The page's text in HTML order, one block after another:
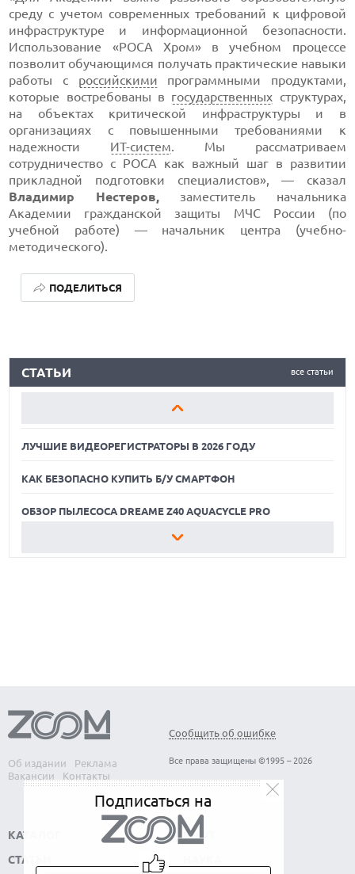
среду с учетом современных требований к цифровой
инфраструктуре и информационной безопасности.
Использование «РОСА Хром» в учебном процессе
позволит обучающимся получать практические навыки
работы с российскими программными продуктами,
которые востребованы в государственных структурах,
на объектах критической инфраструктуры и в
организациях с повышенными требованиями к
надежности ИТ-систем. Мы рассматриваем
сотрудничество с РОСА как важный шаг в развитии
прикладной подготовки специалистов», — сказал
Владимир Нестеров,заместитель начальника
Академии гражданской защиты МЧС России (по
учебной работе) — начальник центра (учебно-
методического).
ПОДЕЛИТЬСЯ
все статьи
СТАТЬИ
ОБЗОР ПЫЛЕСОСА DREAME Z40 AQUACYCLE PRO
ЛУЧШИЕ ВИДЕОРЕГИСТРАТОРЫ В 2026 ГОДУ
КАК БЕЗОПАСНО КУПИТЬ Б/У СМАРТФОН
ОБЗОР ПЫЛЕСОСА DREAME Z40 AQUACYCLE PRO
ЛУЧШИЕ ВИДЕОРЕГИСТРАТОРЫ В 2026 ГОДУ
Об издании
Реклама
Вакансии
Контакты
Сообщить об ошибке
Все права защищены ©1995 – 2026
КАТАЛОГ
СТАТЬИ
СОФТ
Подписаться на